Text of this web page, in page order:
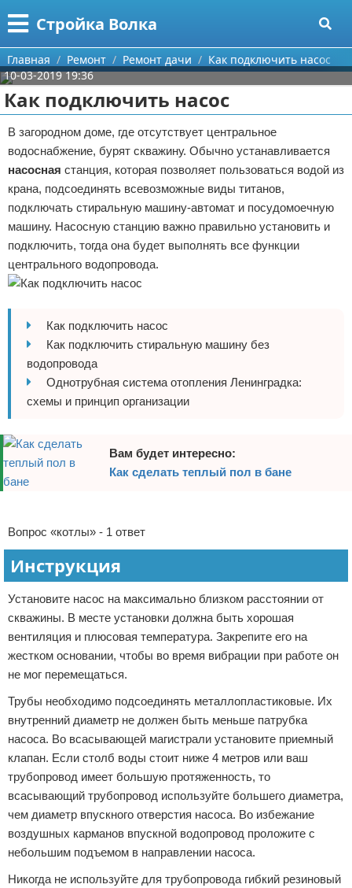
Стройка Волка
Меню
Главная
Категории
Мебель
Интерьер и дизайн
Дизайн дачи
Дизайн квартиры
Кухня
Посуда
Ремонт
Ремонт квартиры
Ванная
Домашний быт
Коммунальные услуги
Сантехника
Безопасность
Разное
Поиск
О проекте
Контакты
Сотрудничество
Размещение рекламы
Условия предоставления информации
Отказ от ответственности
Главная Ремонт Ремонт дачи
Как подключить насос
10-03-2019 19:36
Как подключить насос
В загородном доме, где отсутствует центральное
водоснабжение, бурят скважину. Обычно устанавливается
насосная станция, которая позволяет пользоваться водой из
крана, подсоединять всевозможные виды титанов,
подключать стиральную машину-автомат и посудомоечную
машину. Насосную станцию важно правильно установить и
подключить, тогда она будет выполнять все функции
центрального водопровода.
Как подключить насос
Как подключить стиральную машину без
водопровода
Однотрубная система отопления Ленинградка:
схемы и принцип организации
Вам будет интересно:
Как сделать теплый пол в бане
Вопрос «котлы» - 1 ответ
Инструкция
Установите насос на максимально близком расстоянии от
скважины. В месте установки должна быть хорошая
вентиляция и плюсовая температура. Закрепите его на
жестком основании, чтобы во время вибрации при работе он
не мог перемещаться.
Трубы необходимо подсоединять металлопластиковые. Их
внутренний диаметр не должен быть меньше патрубка
насоса. Во всасывающей магистрали установите приемный
клапан. Если столб воды стоит ниже 4 метров или ваш
трубопровод имеет большую протяженность, то
всасывающий трубопровод используйте большего диаметра,
чем диаметр впускного отверстия насоса. Во избежание
воздушных карманов впускной водопровод проложите с
небольшим подъемом в направлении насоса.
Никогда не используйте для трубопровода гибкий резиновый